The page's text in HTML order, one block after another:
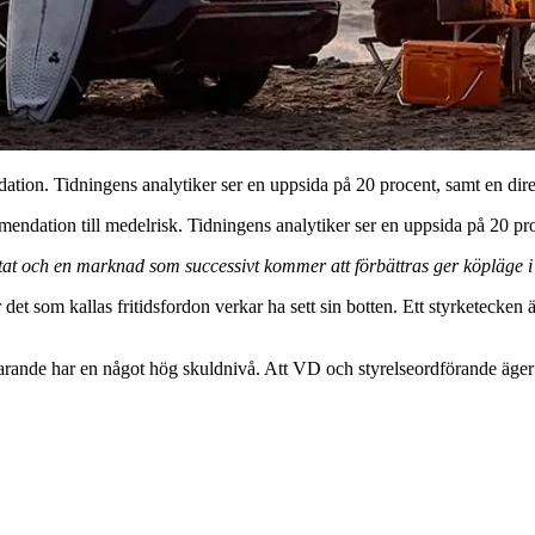
Tidningens analytiker ser en uppsida på 20 procent, samt en
till medelrisk. Tidningens analytiker ser en uppsida på 20
och en marknad som successivt kommer att förbättras ger köpläge
som kallas fritidsfordon verkar ha sett sin botten. Ett styrketecken
har en något hög skuldnivå. Att VD och styrelseordförande